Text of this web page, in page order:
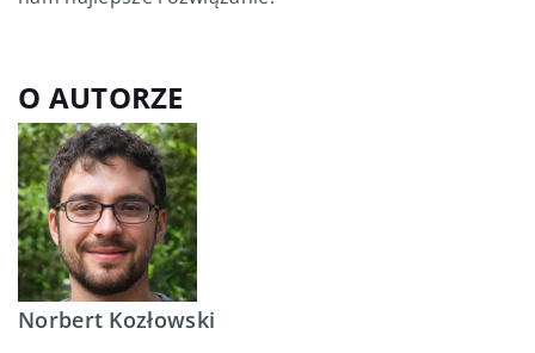
O AUTORZE
Norbert Kozłowski